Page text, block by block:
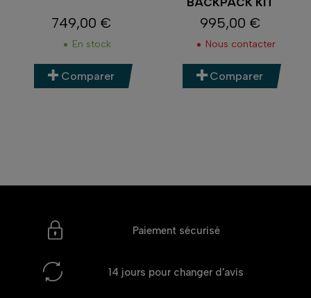
Prix
749,00 €
En stock
Comparer
Prix
995,00 €
Nous contacter
Comparer
Paiement sécurisé
14 jours pour changer d'avis